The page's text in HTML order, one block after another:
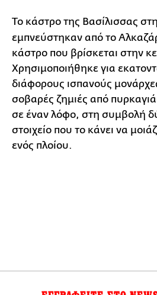
Το κάστρο της Βασίλισσας στη
εμπνεύστηκαν από το
κάστρο που βρίσκεται στην
Χρησιμοποιήθηκε για
διάφορους ισπανούς
σοβαρές ζημιές από
σε έναν λόφο, στη συμβολή
στοιχείο που το κάνει να
ενός πλοίου.